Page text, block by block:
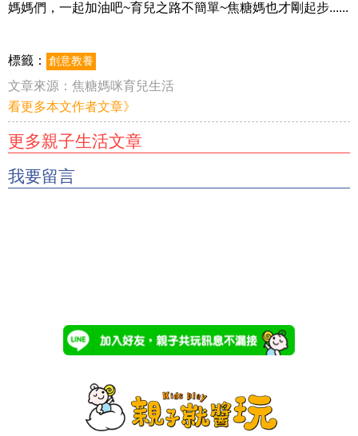
媽媽們，一起加油吧~育兒之路不簡單~焦糖媽也才剛起步......
標籤： 創意教養
文章來源： 焦糖媽咪育兒生活
看更多本文作者文章》
更多親子生活文章
我要留言